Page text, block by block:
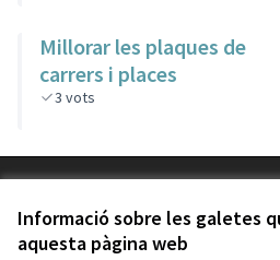
Informació sobre les galetes
aquesta pàgina web
Millorar les plaques de
carrers i places
3 vots
Configuració de les galetes
Català
Triar la llenguaElegir el idioma